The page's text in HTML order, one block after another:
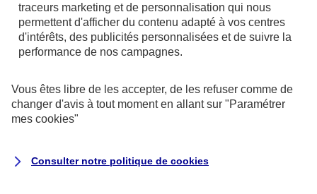
AXA Assistance France Assurances,
S.A au capital de 51 429 430,40 €,
Siège social :
8-10, rue Paul Vaillant Couturier
traceurs marketing et de personnalisation qui nous
permettent d'afficher du contenu adapté à vos centres
d'intérêts, des publicités personnalisées et de suivre la
performance de nos campagnes.
Vous êtes libre de les accepter, de les refuser comme de
changer d'avis à tout moment en allant sur "Paramétrer
mes cookies"
Consulter notre politique de cookies